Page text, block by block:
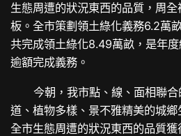
生態周遭的狀況東西的品質，周
板。全市策劃領土綠化義務6.2萬
共完成領土綠化8.49萬畝，是年度
逾額完成義務。
今朝，我市點、線、面相聯
道、植物多樣、景不雅精美的城鄉
全市生態周遭的狀況東西的品質